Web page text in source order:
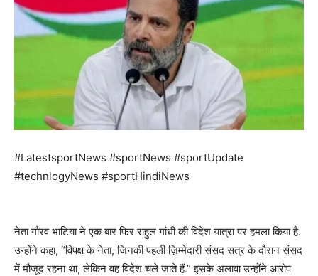
#LatestsportNews #sportNews #sportUpdate
#technlogyNews #sportHindiNews
नेता गौरव भाटिया ने एक बार फिर राहुल गांधी की विदेश यात्रा पर हमला किया है.
उन्होंने कहा, “विपक्ष के नेता, जिनकी पहली ज़िम्मेदारी संसद सत्र के दौरान संसद
में मौजूद रहना था, लेकिन वह विदेश चले जाते हैं.” इसके अलावा उन्होंने आरोप